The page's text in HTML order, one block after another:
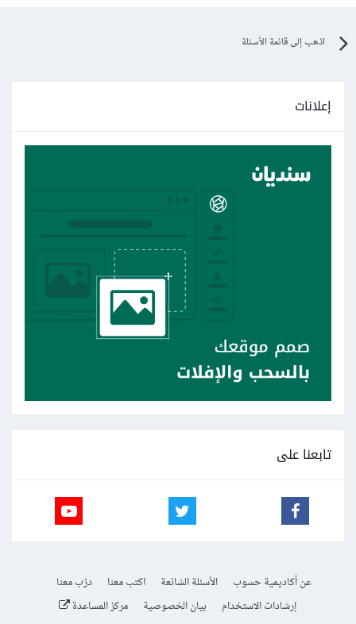
اذهب إلى قائمة الأسئلة
إعلانات
تابعنا على
عن أكاديمية حسوب الأسئلة الشائعة اكتب معنا
درّب معنا
إرشادات الاستخدام
بيان الخصوصية مركز المساعدة